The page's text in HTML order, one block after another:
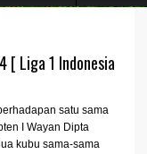
[ Liga 1 Indonesia
satu sama
I Wayan Dipta
kubu sama-sama